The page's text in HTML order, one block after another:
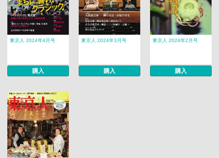
東京人 2024年4月号
購入
東京人 2024年3月号
購入
東京人 2024年2月号
購入